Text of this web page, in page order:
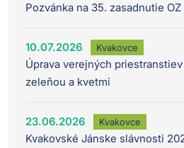
Pozvánka na 35. zasadnutie
10.07.2026 Kvakovce
Úprava verejných
zeleňou a kvetmi
23.06.2026 Kvakovce
Kvakovské Jánske slávnosti